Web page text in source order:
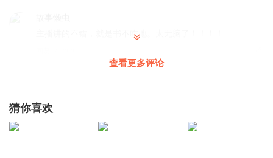
主播讲的不错，就是书不咋地。太无脑了！！！！
回复
查看更多评论
猜你喜欢